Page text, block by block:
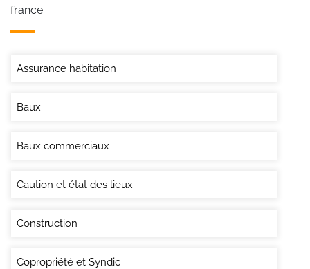
france
Assurance habitation
Baux
Baux commerciaux
Caution et état des lieux
Construction
Copropriété et Syndic